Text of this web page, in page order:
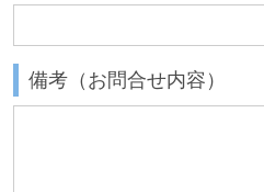
備考（お問合せ内容）